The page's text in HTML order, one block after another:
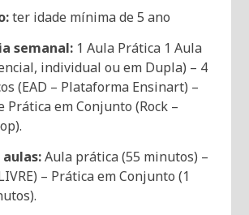
ter idade mínima de 5 ano
semanal: 1 Aula Prática 1 Aula
individual ou em Dupla) – 4
(EAD – Plataforma Ensinart) –
Prática em Conjunto (Rock –
aulas:Aula prática (55 minutos) –
– Prática em Conjunto (1